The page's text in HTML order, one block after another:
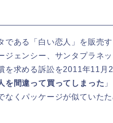
である「白い恋人」を販売
ジェンシー、サンタプラネ
を求める訴訟を2011年11月
を間違って買ってしまった
なくパッケージが似ていた